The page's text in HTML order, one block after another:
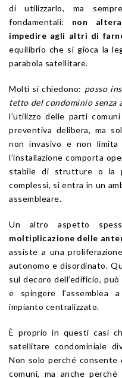
di utilizzarlo, ma
fondamentali: non
impedire agli altri di
equilibrio che si gioca la
parabola satellitare.
Molti si chiedono: posso
tetto del condominio senza
l’utilizzo delle parti
preventiva delibera, ma
non invasivo e non limita
l’installazione comporta
stabile di strutture o la
complessi, si entra in un
assembleare.
Un altro aspetto
moltiplicazione delle
assiste a una
autonomo e disordinato.
sul decoro dell’edificio,
e spingere l’assemblea
impianto centralizzato.
È proprio in questi casi
satellitare condominiale
Non solo perché consente
comuni, ma anche